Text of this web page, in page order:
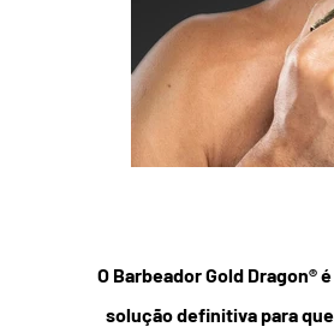
O Barbeador Gold Dragon®
solução definitiva para